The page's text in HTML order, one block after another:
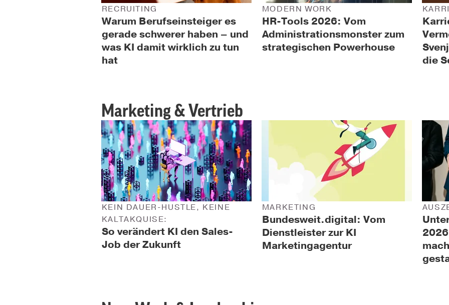
Warum Berufseinsteiger es
gerade schwerer haben – und
was KI damit wirklich zu tun
hat
RECRUITING
HR-Tools 2026: Vom
Administrationsmonster zum
strategischen Powerhouse
MODERN WORK
die
Marketing & Vertrieb
So verändert KI den Sales-
Job der Zukunft
KEIN DAUER-HUSTLE, KEINE
KALTAKQUISE:
Bundesweit.digital: Vom
Dienstleister zur KI
Marketingagentur
MARKETING